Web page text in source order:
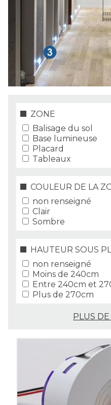
ZONE
Balisage du sol
Base lumineuse
Placard
Tableaux
COULEUR DE LA
non renseigné
Clair
Sombre
HAUTEUR SOUS
non renseigné
Moins de 240cm
Entre 240cm et
Plus de 270cm
PLUS